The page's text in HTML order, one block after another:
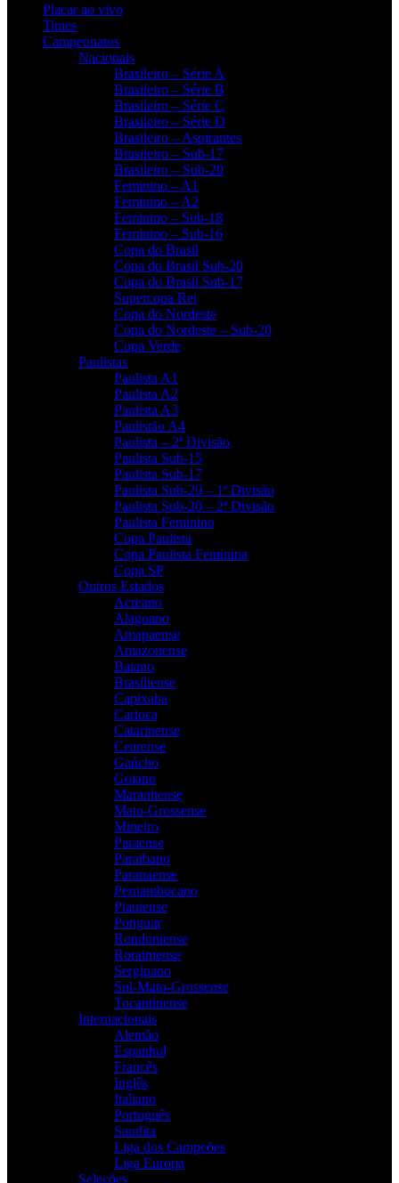
Placar ao vivo
Times
Campeonatos
Nacionais
Brasileiro – Série A
Brasileiro – Série B
Brasileiro – Série C
Brasileiro – Série D
Brasileiro – Aspirantes
Brasileiro – Sub-17
Brasileiro – Sub-20
Feminino – A1
Feminino – A2
Feminino – Sub-18
Feminino – Sub-16
Copa do Brasil
Copa do Brasil Sub-20
Copa do Brasil Sub-17
Supercopa Rei
Copa do Nordeste
Copa do Nordeste – Sub-20
Copa Verde
Paulistas
Paulista A1
Paulista A2
Paulista A3
Paulistão A4
Paulista – 2ª Divisão
Paulista Sub-15
Paulista Sub-17
Paulista Sub-20 – 1ª Divisão
Paulista Sub-20 – 2ª Divisão
Paulista Feminino
Copa Paulista
Copa Paulista Feminina
Copa SP
Outros Estados
Acreano
Alagoano
Amapaense
Amazonense
Baiano
Brasiliense
Capixaba
Carioca
Catarinense
Cearense
Gaúcho
Goiano
Maranhense
Mato-Grossense
Mineiro
Paraense
Paraibano
Paranaense
Pernambucano
Piauiense
Potiguar
Rondoniense
Roraimense
Sergipano
Sul-Mato-Grossense
Tocantinense
Internacionais
Alemão
Espanhol
Francês
Inglês
Italiano
Português
Saudita
Liga dos Campeões
Liga Europa
Seleções